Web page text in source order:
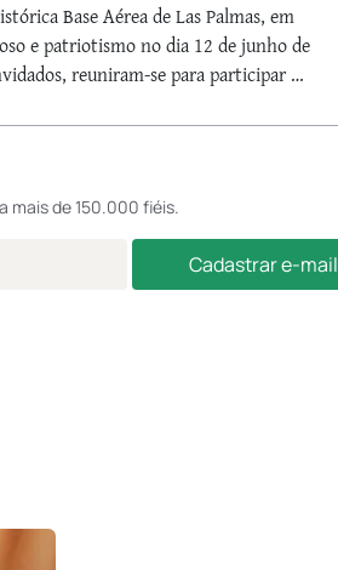
Base Aérea de Las Palmas, em
e patriotismo no dia 12 de junho de
reuniram-se para participar …
mais de 150.000 fiéis.
Cadastrar e-mail